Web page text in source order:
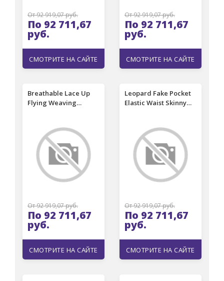
От 92 919,07 руб.
По 92 711,67
руб.
СМОТРИТЕ НА САЙТЕ
От 92 919,07 руб.
По 92 711,67
руб.
СМОТРИТЕ НА САЙТЕ
Breathable Lace Up
Flying Weaving
От 92 919,07 руб.
По 92 711,67
руб.
СМОТРИТЕ НА САЙТЕ
Leopard Fake Pocket
Elastic Waist Skinny
От 92 919,07 руб.
По 92 711,67
руб.
СМОТРИТЕ НА САЙТЕ